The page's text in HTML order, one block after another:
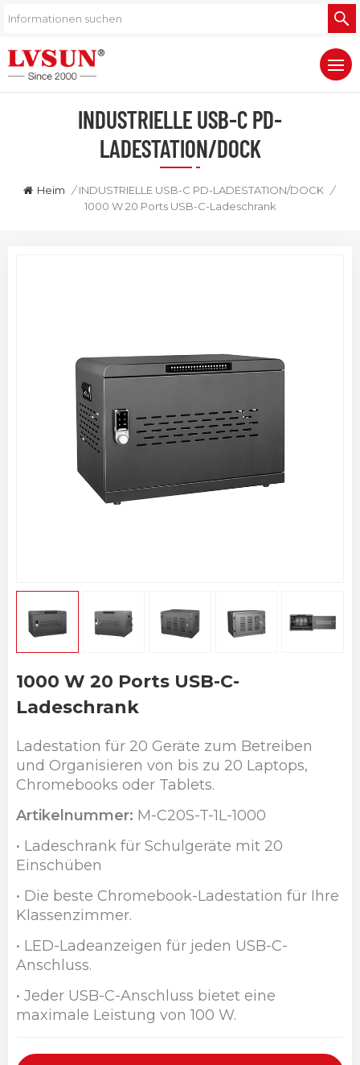
INDUSTRIELLE USB-C PD-
LADESTATION/DOCK
Heim / INDUSTRIELLE USB-C PD-LADESTATION/DOCK /
1000 W 20 Ports USB-C-Ladeschrank
1000 W 20 Ports USB-C-
Ladeschrank
Ladestation für 20 Geräte zum Betreiben
und Organisieren von bis zu 20 Laptops,
Chromebooks oder Tablets.
Artikelnummer: M-C20S-T-1L-1000
• Ladeschrank für Schulgeräte mit 20
Einschüben
• Die beste Chromebook-Ladestation für Ihre
Klassenzimmer.
• LED-Ladeanzeigen für jeden USB-C-
Anschluss.
• Jeder USB-C-Anschluss bietet eine
maximale Leistung von 100 W.